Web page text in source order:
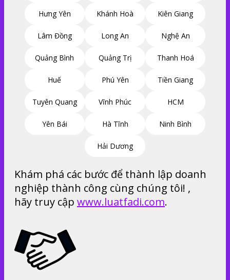
Hưng Yên Khánh Hoà Kiên Giang
Lâm Đồng Long An Nghệ An
Quảng Bình Quảng Trị Thanh Hoá
Huế Phú Yên Tiền Giang
Tuyên Quang Vĩnh Phúc HCM
Yên Bái Hà Tĩnh Ninh Bình
Hải Dương
Khám phá các bước để thành lập doanh
nghiệp thành công cùng chúng tôi! ,
hãy truy cập www.luatfadi.com.